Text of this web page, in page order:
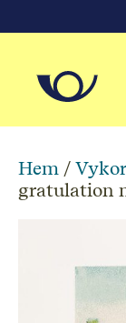
Hem /
gratulation